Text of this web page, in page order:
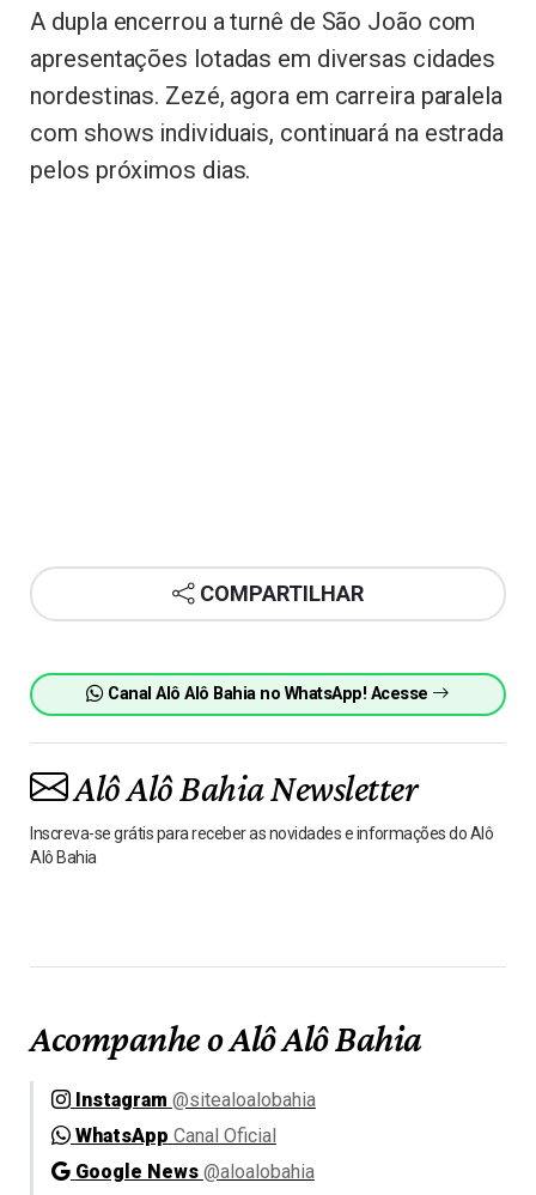
A dupla encerrou a turnê de São João com
apresentações lotadas em diversas cidades
nordestinas. Zezé, agora em carreira paralela
com shows individuais, continuará na estrada
pelos próximos dias.
COMPARTILHAR
Canal Alô Alô Bahia no WhatsApp! Acesse
Alô Alô Bahia Newsletter
Inscreva-se grátis para receber as novidades e informações do Alô
Alô Bahia
Acompanhe o Alô Alô Bahia
Instagram @sitealoalobahia
WhatsApp Canal Oficial
Google News @aloalobahia